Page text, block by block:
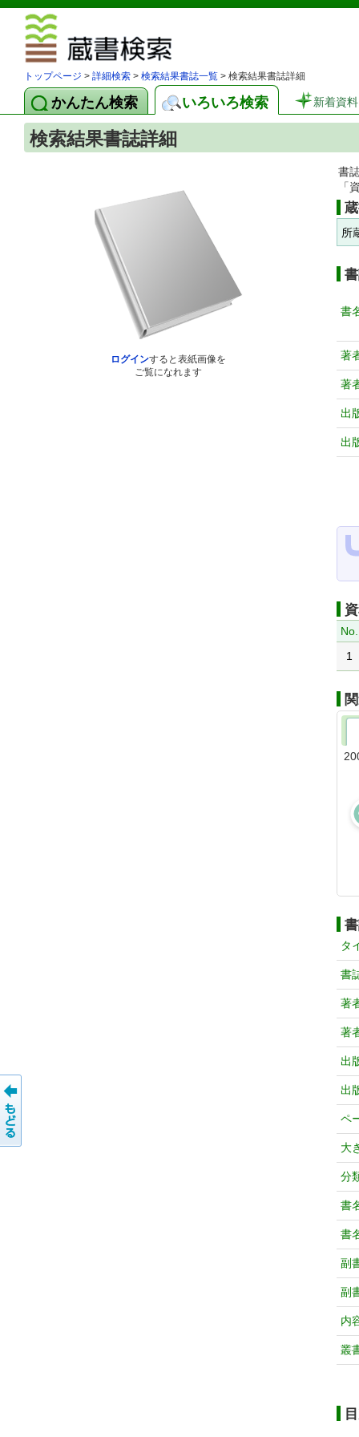
トップページ > 詳細検索 > 検索結果書誌一覧 > 検索結果書誌詳細
かんたん検索 いろいろ検索 新着資料
検索結果書誌詳細
ログインすると表紙画像を
ご覧になれます
書
「
所
書
著
著
出
出
No.
1
タ
書
著
著
出
出
ペ
大
分
書
書
副
副
内
叢